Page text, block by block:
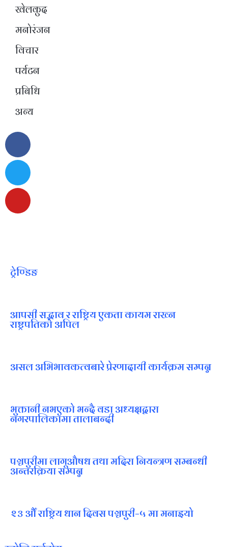
खेलकुद
मनोरंजन
विचार
पर्यटन
प्रबिधि
अन्य
ट्रेण्डिङ
आपसी सद्भाव र राष्ट्रिय एकता कायम राख्न
राष्ट्रपतिको अपिल
असल अभिभावकत्वबारे प्रेरणादायी कार्यक्रम सम्पन्न
भुक्तानी नभएको भन्दै वडा अध्यक्षद्वारा
नगरपालिकामा तालाबन्दी
पञ्चपुरीमा लागूऔषध तथा मदिरा नियन्त्रण सम्बन्धी
अन्तरक्रिया सम्पन्न
२३ औँ राष्ट्रिय धान दिवस पञ्चपुरी–५ मा मनाइयाे